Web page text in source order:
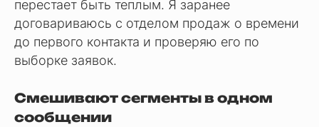
перестает быть теплым. Я заранее
договариваюсь с отделом продаж о времени
до первого контакта и проверяю его по
выборке заявок.
Смешивают сегменты в одном
сообщении